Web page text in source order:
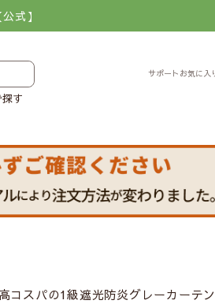
式】
す
コスパの1級遮光防炎グレーカーテン